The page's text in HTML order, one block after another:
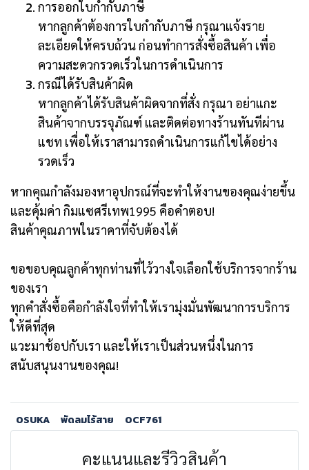
การออกใบกำกับภาษี
หากลูกค้าต้องการใบกำกับภาษี กรุณาแจ้งราย
ละเอียดให้ครบถ้วน ก่อนทำการสั่งซื้อสินค้า เพื่อ
ความสะดวกรวดเร็วในการดำเนินการ
กรณีได้รับสินค้าผิด
หากลูกค้าได้รับสินค้าผิดจากที่สั่ง กรุณา อย่าแกะ
สินค้าจากบรรจุภัณฑ์ และติดต่อทางร้านทันทีผ่าน
แชท เพื่อให้เราสามารถดำเนินการแก้ไขได้อย่าง
รวดเร็ว
หากคุณกำลังมองหาอุปกรณ์ที่จะทำให้งานของคุณง่ายขึ้น
และคุ้มค่า กิมแซศรีเทพ1995 คือคำตอบ!
สินค้าคุณภาพในราคาที่จับต้องได้
ขอขอบคุณลูกค้าทุกท่านที่ไว้วางใจเลือกใช้บริการจากร้าน
ของเรา
ทุกคำสั่งซื้อคือกำลังใจที่ทำให้เรามุ่งมั่นพัฒนาการบริการ
ให้ดีที่สุด
แวะมาช้อปกับเรา และให้เราเป็นส่วนหนึ่งในการ
สนับสนุนงานของคุณ!
OSUKA พัดลมไร้สาย OCF761
คะแนนและรีวิวสินค้า